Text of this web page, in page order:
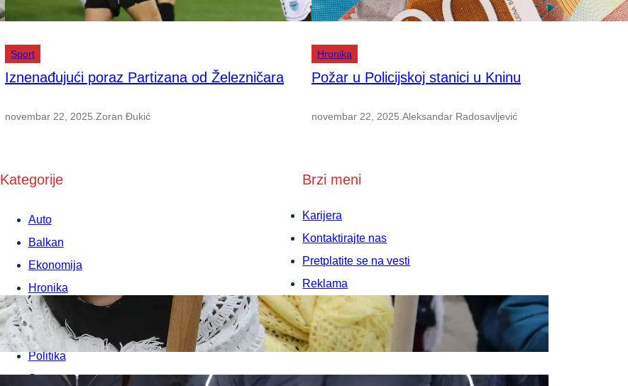
Sport
Iznenađujući poraz Partizana od Železničara
novembar 22, 2025 Zoran Đukić
Hronika
Požar u Policijskoj stanici u Kninu
novembar 22, 2025 Aleksandar Radosavljević
Kategorije
Auto
Balkan
Ekonomija
Hronika
Kultura
Medicina
Politika
Sport
Brzi meni
Karijera
Kontaktirajte nas
Pretplatite se na vesti
Reklama
Urednička politika
Pravila korišćenja